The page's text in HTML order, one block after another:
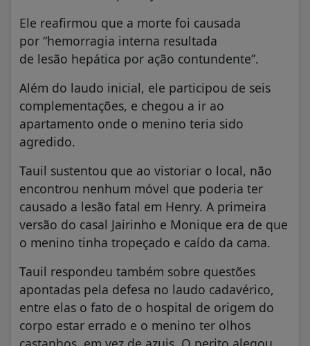
Ele reafirmou que a morte foi causada
por “hemorragia interna resultada
de lesão hepática por ação contundente”.
Além do laudo inicial, ele participou de seis
complementações, e chegou a ir ao
apartamento onde o menino teria sido
agredido.
Tauil sustentou que ao vistoriar o local, não
encontrou nenhum móvel que poderia ter
causado a lesão fatal em Henry. A primeira
versão do casal Jairinho e Monique era de que
o menino tinha tropeçado e caído da cama.
Tauil respondeu também sobre questões
apontadas pela defesa no laudo cadavérico,
entre elas o fato de o hospital de origem do
corpo estar errado e o menino ter olhos